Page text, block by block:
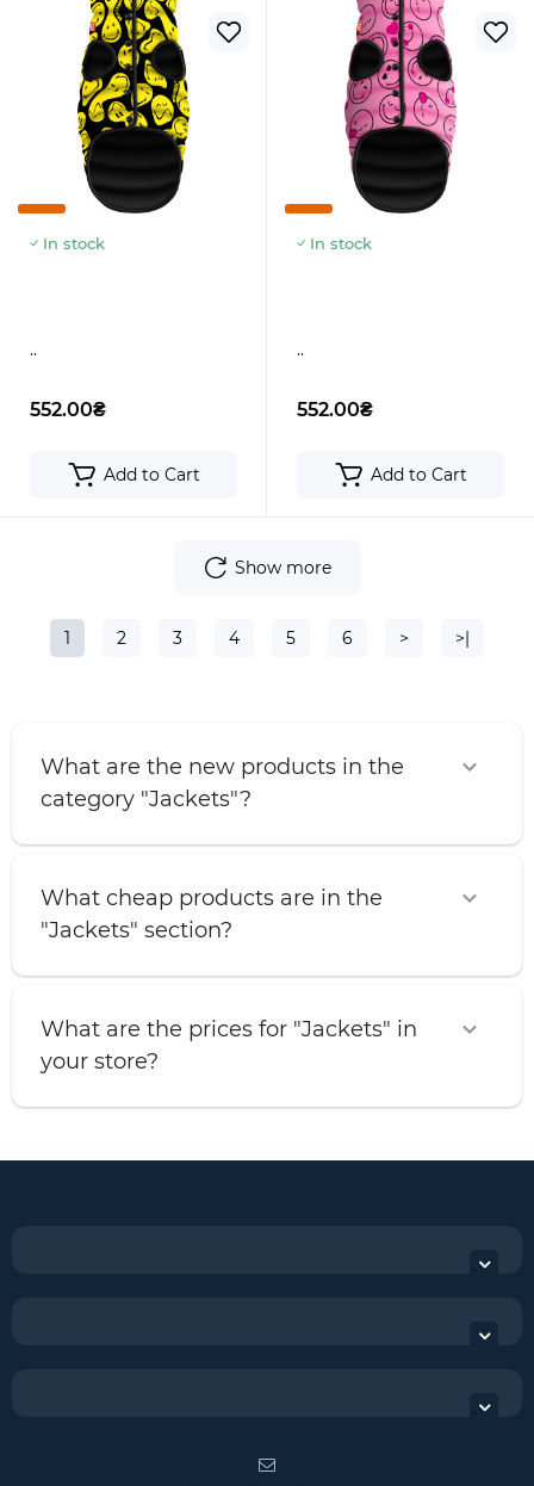
In stock
..
552.00₴
Add to Cart
In stock
..
552.00₴
Add to Cart
Show more
1 2 3 4 5 6 > >|
What are the new products in the
category "Jackets"?
What cheap products are in the
"Jackets" section?
What are the prices for "Jackets" in
your store?